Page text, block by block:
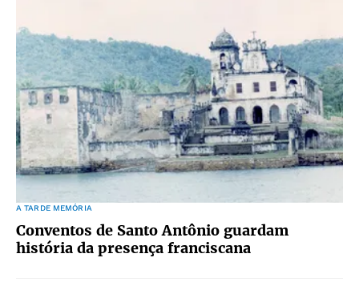
A TARDE MEMÓRIA
Conventos de Santo Antônio guardam
história da presença franciscana